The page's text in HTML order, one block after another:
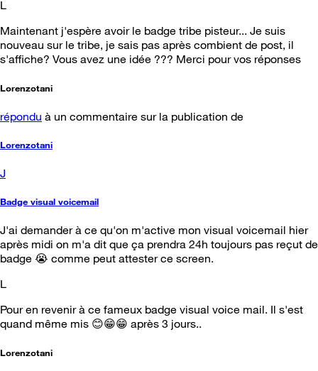
L
Maintenant j'espère avoir le badge tribe pisteur... Je suis
nouveau sur le tribe, je sais pas après combient de post, il
s'affiche? Vous avez une idée ??? Merci pour vos réponses
Lorenzotani
répondu à un commentaire sur la publication de
Lorenzotani
J
Badge visual voicemail
J'ai demander à ce qu'on m'active mon visual voicemail hier
après midi on m'a dit que ça prendra 24h toujours pas reçut de
badge 😭 comme peut attester ce screen.
L
Pour en revenir à ce fameux badge visual voice mail. Il s'est
quand même mis 😊😁😁 après 3 jours..
Lorenzotani